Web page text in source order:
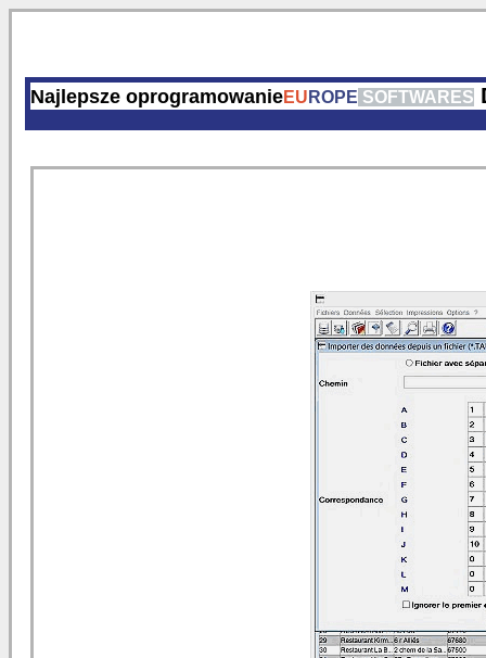
Najlepsze oprogramowanieEU ROPE SOFTWARES